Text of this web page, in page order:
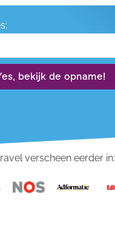
bekijk de opname!
verscheen eerder in: